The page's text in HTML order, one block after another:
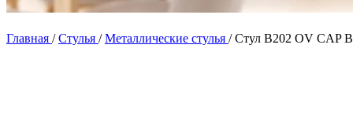
Главная / Стулья / Металлические стулья / Стул B202 OV CAP